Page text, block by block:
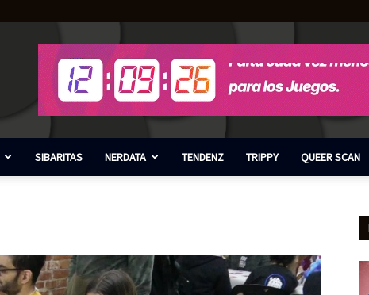
SIBARITAS NERDATA TENDENZ TRIPPY QUEER SCAN